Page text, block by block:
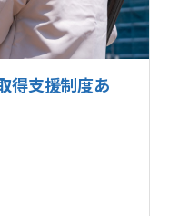
支援制度あ